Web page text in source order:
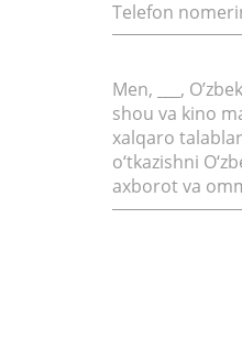
Men, ___,
shou va kino
xalqaro
o‘tkazishni
axborot va